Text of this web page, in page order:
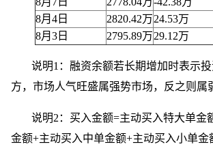
8月4日
2820.42万24.53万
8月3日
2795.89万29.12万
说明1：融资余额若长期增加时表示
方，市场人气旺盛属强势市场，反之则属
说明2：买入金额=主动买入特大单金
金额+主动买入中单金额+主动买入小单金